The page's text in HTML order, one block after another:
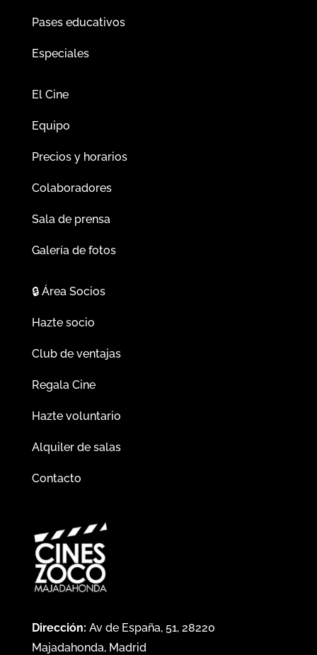
Pases educativos
Especiales
El Cine
Equipo
Precios y horarios
Colaboradores
Sala de prensa
Galería de fotos
🔒Área Socios
Hazte socio
Club de ventajas
Regala Cine
Hazte voluntario
Alquiler de salas
Contacto
Dirección: Av de España, 51, 28220
Majadahonda, Madrid